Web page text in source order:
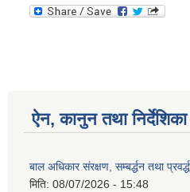
ऐन, कानुन तथा निर्देशिका
बाल अधिकार संरक्षण, सम्बर्द्धन तथा
मिति: 08/07/2026 - 15:48